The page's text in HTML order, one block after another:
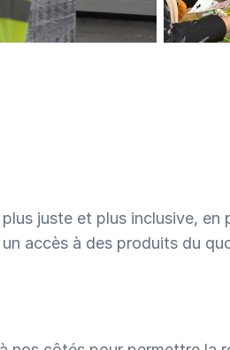
encore sûr·e de votre besoin ?
de dons et illustrer concrètement
juste et plus inclusive,
accès à des produits du